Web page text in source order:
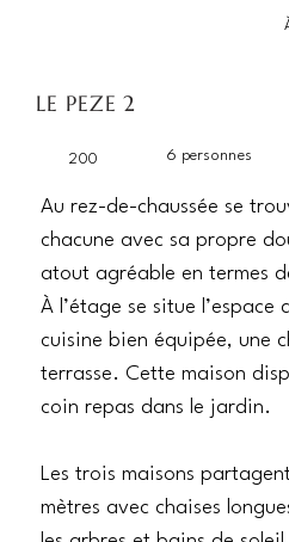
LE PEZE 2
200 6 personnes
Au rez-de-chaussée se
chacune avec sa propre
atout agréable en termes
À l’étage se situe
cuisine bien équipée, une
terrasse. Cette maison
coin repas dans le jardin.
Les trois maisons
mètres avec chaises